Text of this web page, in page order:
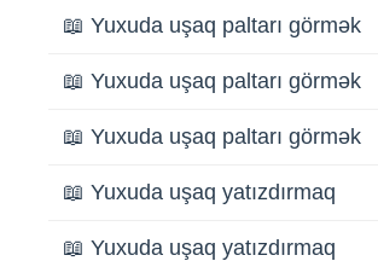
📖 Yuxuda uşaq paltarı görmək
📖 Yuxuda uşaq paltarı görmək
📖 Yuxuda uşaq paltarı görmək
📖 Yuxuda uşaq yatızdırmaq
📖 Yuxuda uşaq yatızdırmaq